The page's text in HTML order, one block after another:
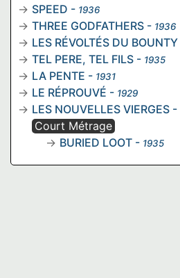
SPEED - 1936
THREE GODFATHERS - 1936
LES RÉVOLTÉS DU BOUNTY
TEL PERE, TEL FILS - 1935
LA PENTE - 1931
LE RÉPROUVÉ - 1929
LES NOUVELLES VIERGES -
Court Métrage
BURIED LOOT - 1935